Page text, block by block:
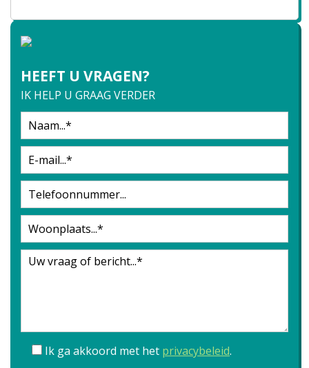
HEEFT U VRAGEN?
IK HELP U GRAAG VERDER
Ik ga akkoord met het privacybeleid.